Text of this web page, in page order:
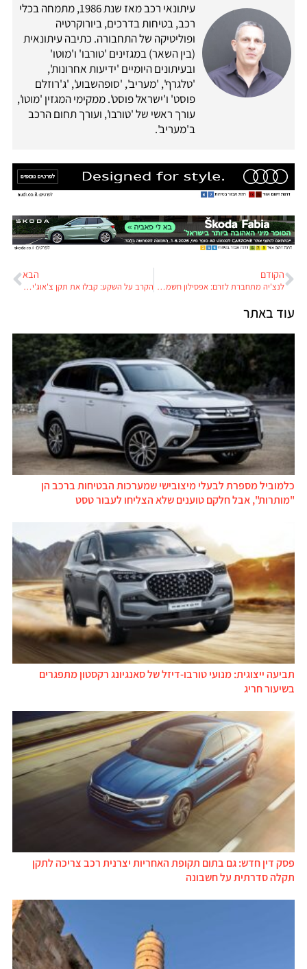
עיתונאי רכב מאז שנת 1986, מתמחה בכלי
רכב, בטיחות בדרכים, ביורוקרטיה
ופוליטיקה של התחבורה. כתיבה עיתונאית
(בין השאר) במגזינים 'טורבו' ו'מוטו'
ובעיתונים היומיים 'ידיעות אחרונות',
'טלגרף', 'מעריב', 'סופהשבוע', 'ג'רוזלם
פוסט' ו'ישראל פוסט'. ממקימי המגזין 'מוטו',
עורך ראשי של 'טורבו', ועורך תחום הרכב
ב'מעריב'.
הקודם
לנצ'יה מתחברת לזרם: אפסילון חשמלית מובילה את הקאמבק
הבא
הקרב על השקע: קבלו את תקן צ'אוג'י לטעינת רכב חשמלי
עוד באתר
כלמוביל מספרת לבעלי מיצובישי שמערכות הבטיחות ברכב הן
"מותרות", אבל חלקם טוענים שלא הצליחו לעבור טסט
תביעה ייצוגית: מנועי טורבו-דיזל של סאנגיונג רקסטון מתפגרים
בשיעור חריג
פסק דין חדש: גם בתום תקופת האחריות יצרנית רכב צריכה לתקן
תקלה סדרתית על חשבונה